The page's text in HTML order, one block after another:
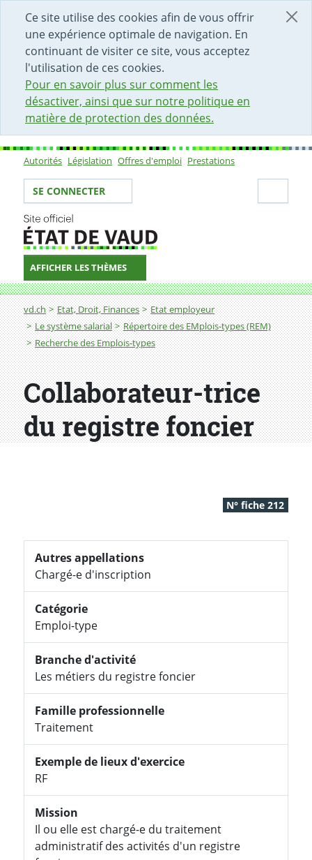
Ce site utilise des cookies afin de vous offrir
une expérience optimale de navigation. En
continuant de visiter ce site, vous acceptez
l'utilisation de ces cookies.
Pour en savoir plus sur comment les
désactiver, ainsi que sur notre politique en
matière de protection des données.
DÉBUT DU CONTENU DE LA PAGE
ACCÈS AU CHAMP DE RECHERCHE
PAGE D'ACCUEIL
FORMULAIRE DE CONTACT
Sous-navigation
Autorités Législation Offres d'emploi Prestations
Votre identité
SE CONNECTER
AFFICHER LES THÈMES
Fil d'Ariane
vd.ch Etat, Droit, Finances
Etat employeur
Le système salarial
Répertoire des EMplois-types (REM)
Recherche des Emplois-types
Collaborateur-trice du registre foncier
Collaborateur-trice
du registre foncier
N° fiche 212
Autres appellations
Chargé-e d'inscription
Catégorie
Emploi-type
Branche d'activité
Les métiers du registre foncier
Famille professionnelle
Traitement
Exemple de lieux d'exercice
RF
Mission
Il ou elle est chargé-e du traitement
administratif des activités d'un registre